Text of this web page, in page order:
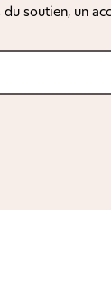
soutien, un